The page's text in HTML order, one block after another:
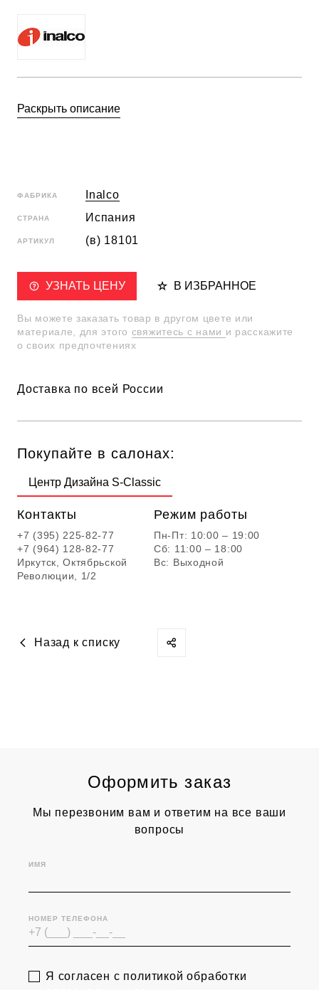
Раскрыть описание
ФАБРИКА Inalco
СТРАНА Испания
АРТИКУЛ (в) 18101
УЗНАТЬ ЦЕНУ В ИЗБРАННОЕ
Вы можете заказать товар в другом цвете или
материале, для этого свяжитесь с нами и расскажите
о своих предпочтениях
Доставка по всей России
Покупайте в салонах:
Центр Дизайна S-Classic
Контакты
+7 (395) 225-82-77
+7 (964) 128-82-77
Иркутск, Октябрьской
Революции, 1/2
Режим работы
Пн-Пт: 10:00 – 19:00
Сб: 11:00 – 18:00
Вс: Выходной
Назад к списку
Оформить заказ
Мы перезвоним вам и ответим на все ваши
вопросы
ИМЯ
НОМЕР ТЕЛЕФОНА
Я согласен с политикой обработки